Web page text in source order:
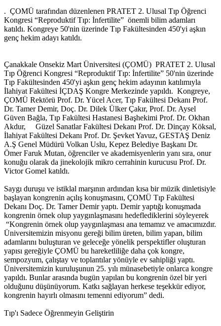
. ÇOMÜ tarafından düzenlenen PRATET 2. Ulusal Tıp Öğrenci
Kongresi “Reproduktif Tıp: İnfertilite” önemli bilim adamları
katıldı. Kongreye 50'nin üzerinde Tıp Fakültesinden 450'yi aşkın
genç hekim adayı katıldı.
Çanakkale Onsekiz Mart Üniversitesi (ÇOMÜ) PRATET 2. Ulusal
Tıp Öğrenci Kongresi “Reproduktif Tıp: İnfertilite” 50'nin üzerinde
Tıp Fakültesinden 450'yi aşkın genç hekim adayının katılımıyla
İlahiyat Fakültesi İÇDAŞ Kongre Merkezinde yapıldı. Kongreye,
ÇOMÜ Rektörü Prof. Dr. Yücel Acer, Tıp Fakültesi Dekanı Prof.
Dr. Tamer Demir, Doç. Dr. Dilek Ülker Çakır, Prof. Dr. Aysel
Güven Bağla, Tıp Fakültesi Hastanesi Başhekimi Prof. Dr. Okhan
Akdur, Güzel Sanatlar Fakültesi Dekanı Prof. Dr. Dinçay Köksal,
İlahiyat Fakültesi Dekanı Prof. Dr. Şevket Yavuz, GESTAŞ Deniz
A.Ş Genel Müdürü Volkan Uslu, Kepez Belediye Başkanı Dr.
Ömer Faruk Mutan, öğrenciler ve akademisyenlerin yanı sıra, onur
konuğu olarak da jinekolojik mikro cerrahinin kurucusu Prof. Dr.
Victor Gomel katıldı.
Saygı duruşu ve istiklal marşının ardından kısa bir müzik dinletisiyle
başlayan kongrenin açılış konuşmasını, ÇOMÜ Tıp Fakültesi
Dekanı Doç. Dr. Tamer Demir yaptı. Demir yaptığı konuşmada
kongrenin örnek olup yaygınlaşmasını hedeflediklerini söyleyerek
“Kongrenin örnek olup yaygınlaşması ana temamız ve amacımızdır.
Üniversitemizin misyonu gereği bilim üreten, bilim yapan, bilim
adamlarını buluşturan ve geleceğe yönelik perspektifler oluşturan
yapısı gereğiyle ÇOMÜ bu hareketliliğe daha çok kongre,
sempozyum, çalıştay ve toplantılar yönüyle ev sahipliği yaptı.
Üniversitemizin kuruluşunun 25. yılı münasebetiyle onlarca kongre
yapıldı. Bunlar arasında bugün yapılan bu kongrenin özel bir yeri
olduğunu düşünüyorum. Katkı sağlayan herkese teşekkür ediyor,
kongrenin hayırlı olmasını temenni ediyorum” dedi.
Tıp'ı Sadece Öğrenmeyin Geliştirin